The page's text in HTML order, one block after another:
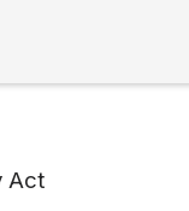
Act